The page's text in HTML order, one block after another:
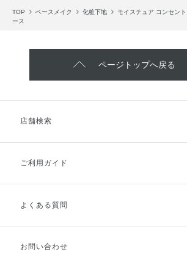
TOP ベースメイク 化粧下地
モイスチュア コンセン
ース
ページトップへ戻る
店舗検索
ご利用ガイド
ご利用ガイドトップ
お支払方法
よくある質問
お問い合わせ